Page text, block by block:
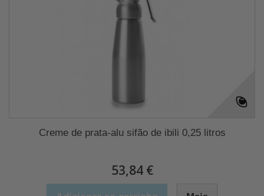
Creme de prata-alu sifão de ibili 0,25 litros
53,84 €